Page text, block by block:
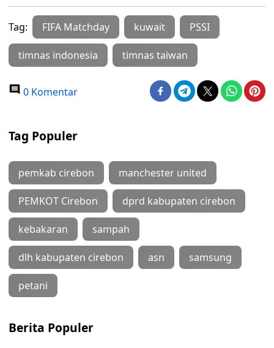
Tag: FIFA Matchday kuwait PSSI
timnas indonesia timnas taiwan
0 Komentar
Tag Populer
pemkab cirebon manchester united
PEMKOT Cirebon dprd kabupaten cirebon
kebakaran sampah
dlh kabupaten cirebon asn samsung
petani
Berita Populer